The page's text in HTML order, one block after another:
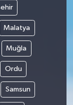
Malatya
Muğla
Ordu
Samsun